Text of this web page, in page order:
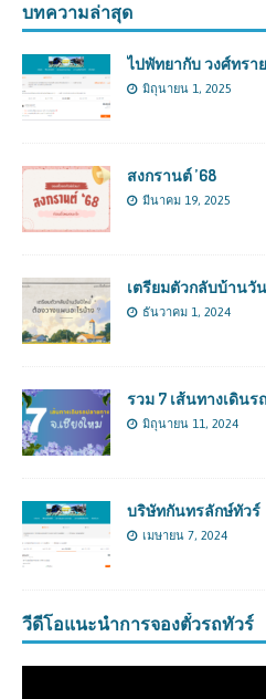
บทความล่าสุด
ไปพัทยากับ วงศ์ทรา
มิถุนายน 1, 2025
สงกรานต์ ’68
มีนาคม 19, 2025
เตรียมตัวกลับบ้านวั
ธันวาคม 1, 2024
รวม 7 เส้นทางเดินร
มิถุนายน 11, 2024
บริษัทกันทรลักษ์ทัวร์
เมษายน 7, 2024
วีดีโอแนะนำการจองตั๋วรถทัวร์